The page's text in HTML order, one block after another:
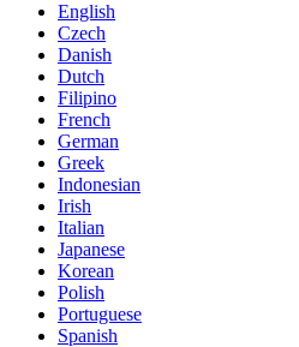
English
Czech
Danish
Dutch
Filipino
French
German
Greek
Indonesian
Irish
Italian
Japanese
Korean
Polish
Portuguese
Spanish